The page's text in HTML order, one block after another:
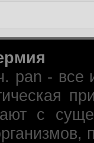
pan -
с